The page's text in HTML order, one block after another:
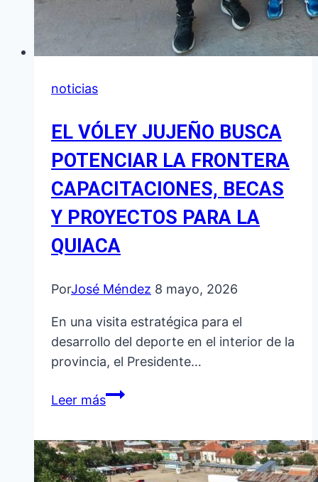
noticias
EL VÓLEY JUJEÑO BUSCA
POTENCIAR LA FRONTERA
CAPACITACIONES, BECAS
Y PROYECTOS PARA LA
QUIACA
PorJosé Méndez 8 mayo, 2026
En una visita estratégica para el
desarrollo del deporte en el interior de la
provincia, el Presidente…
Leer másEL
BUSCA
POTENCIAR